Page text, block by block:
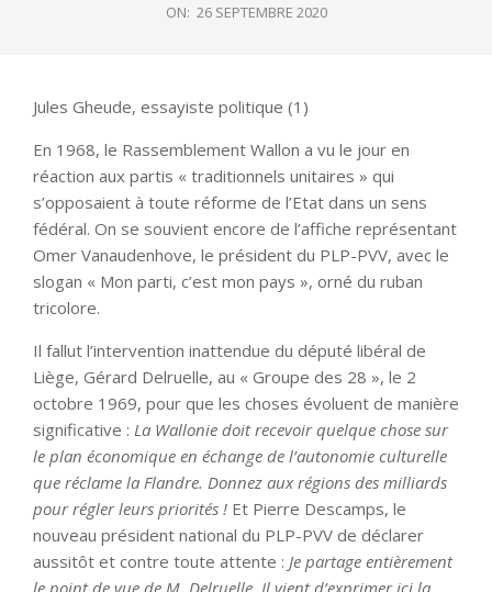
ON: 26 SEPTEMBRE 2020
Jules Gheude, essayiste politique (1)
En 1968, le Rassemblement Wallon a vu le jour en
réaction aux partis « traditionnels unitaires » qui
s’opposaient à toute réforme de l’Etat dans un sens
fédéral. On se souvient encore de l’affiche représentant
Omer Vanaudenhove, le président du PLP-PVV, avec le
slogan « Mon parti, c’est mon pays », orné du ruban
tricolore.
Il fallut l’intervention inattendue du député libéral de
Liège, Gérard Delruelle, au « Groupe des 28 », le 2
octobre 1969, pour que les choses évoluent de manière
significative : La Wallonie doit recevoir quelque chose sur
le plan économique en échange de l’autonomie culturelle
que réclame la Flandre. Donnez aux régions des milliards
pour régler leurs priorités ! Et Pierre Descamps, le
nouveau président national du PLP-PVV de déclarer
aussitôt et contre toute attente : Je partage entièrement
le point de vue de M. Delruelle. Il vient d’exprimer ici la